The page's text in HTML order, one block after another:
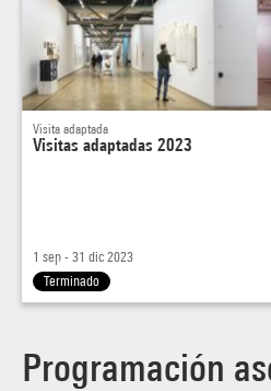
Visita adaptada
Visitas adaptadas 2023
1 sep - 31 dic 2023
Terminado
Programación